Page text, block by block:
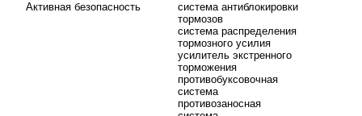
Активная безопасность
система антиблокировки
тормозов
система распределения
тормозного усилия
усилитель экстренного
торможения
противобуксовочная
система
противозаносная